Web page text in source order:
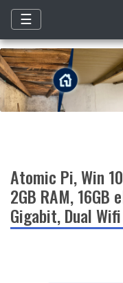
☰
Atomic Pi, Win
2GB RAM, 16GB
Gigabit, Dual Wifi